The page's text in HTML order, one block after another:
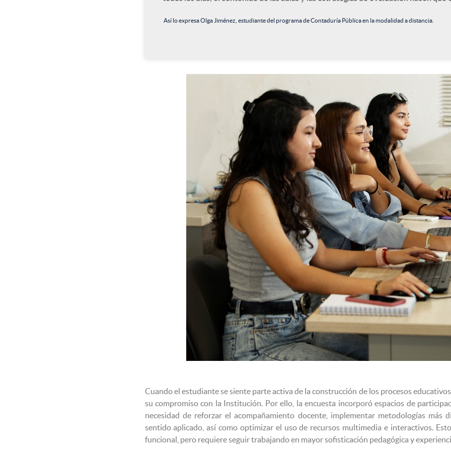
Así lo expresa Olga Jiménez, estudiante del programa de Contaduría Pública en la modalidad a distancia.
Cuando el estudiante se siente parte activa de la construcción de los procesos
su compromiso con la Institución. Por ello, la encuesta incorporó espacios de
necesidad de reforzar el acompañamiento docente, implementar metodologías más
sentido aplicado, así como optimizar el uso de recursos multimedia e interactivos.
funcional, pero requiere seguir trabajando en mayor sofisticación pedagógica y